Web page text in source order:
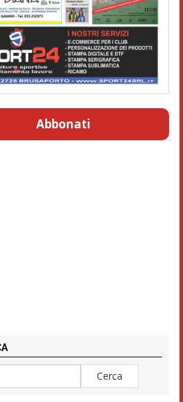
Abbonati